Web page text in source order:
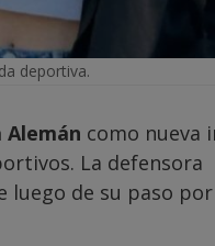
deportiva.
Alemán como nueva
La defensora
luego de su paso